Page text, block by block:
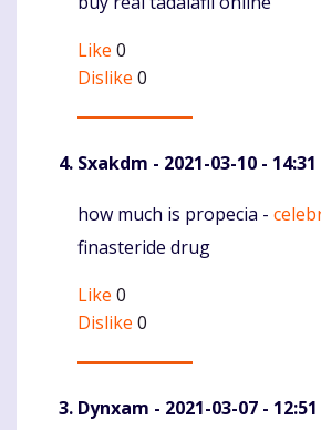
Like 0
Dislike 0
Sxakdm - 2021-03-10 - 14:31
Komentaras
how much is propecia -
finasteride drug
Like 0
Dislike 0
Dynxam - 2021-03-07 - 12:51